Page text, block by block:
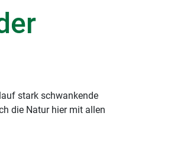
stark schwankende
die Natur hier mit allen